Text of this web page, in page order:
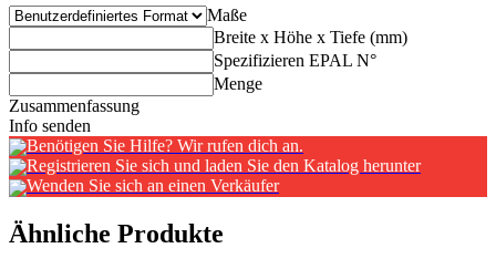
Maße
Breite x Höhe x Tiefe (mm)
Spezifizieren EPAL N°
Menge
Zusammenfassung
Info senden
Benötigen Sie Hilfe? Wir rufen dich an.
Registrieren Sie sich und laden Sie den Katalog herunter
Wenden Sie sich an einen Verkäufer
Ähnliche Produkte